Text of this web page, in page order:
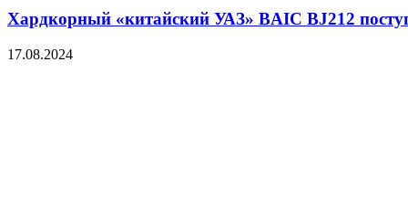
Хардкорный «китайский УАЗ» BAIC BJ212
17.08.2024